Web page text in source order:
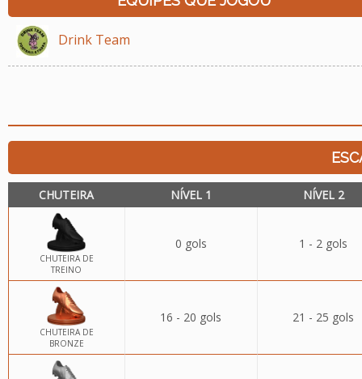
Drink Team
CHUTEIRA NÍVEL 1 NÍVEL 2
CHUTEIRA DE
TREINO
0 gols 1 - 2 gols
CHUTEIRA DE
BRONZE
16 - 20 gols 21 - 25 gols